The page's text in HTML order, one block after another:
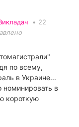
• 22
по всему,
в Украине...
в
короткую